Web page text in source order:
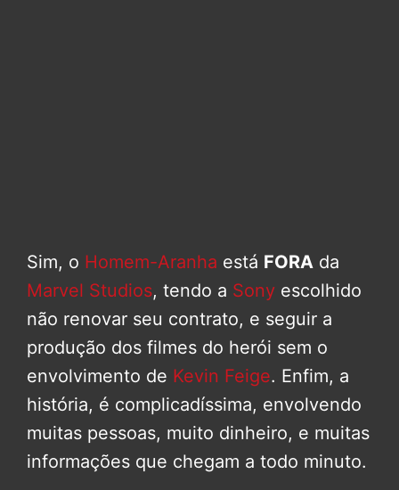
Sim, o Homem-Aranha está FORA da
Marvel Studios, tendo a Sony escolhido
não renovar seu contrato, e seguir a
produção dos filmes do herói sem o
envolvimento de Kevin Feige. Enfim, a
história, é complicadíssima, envolvendo
muitas pessoas, muito dinheiro, e muitas
informações que chegam a todo minuto.